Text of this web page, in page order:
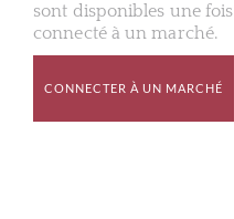
sont disponibles une fois
connecté à un marché.
CONNECTER À UN MARCHÉ